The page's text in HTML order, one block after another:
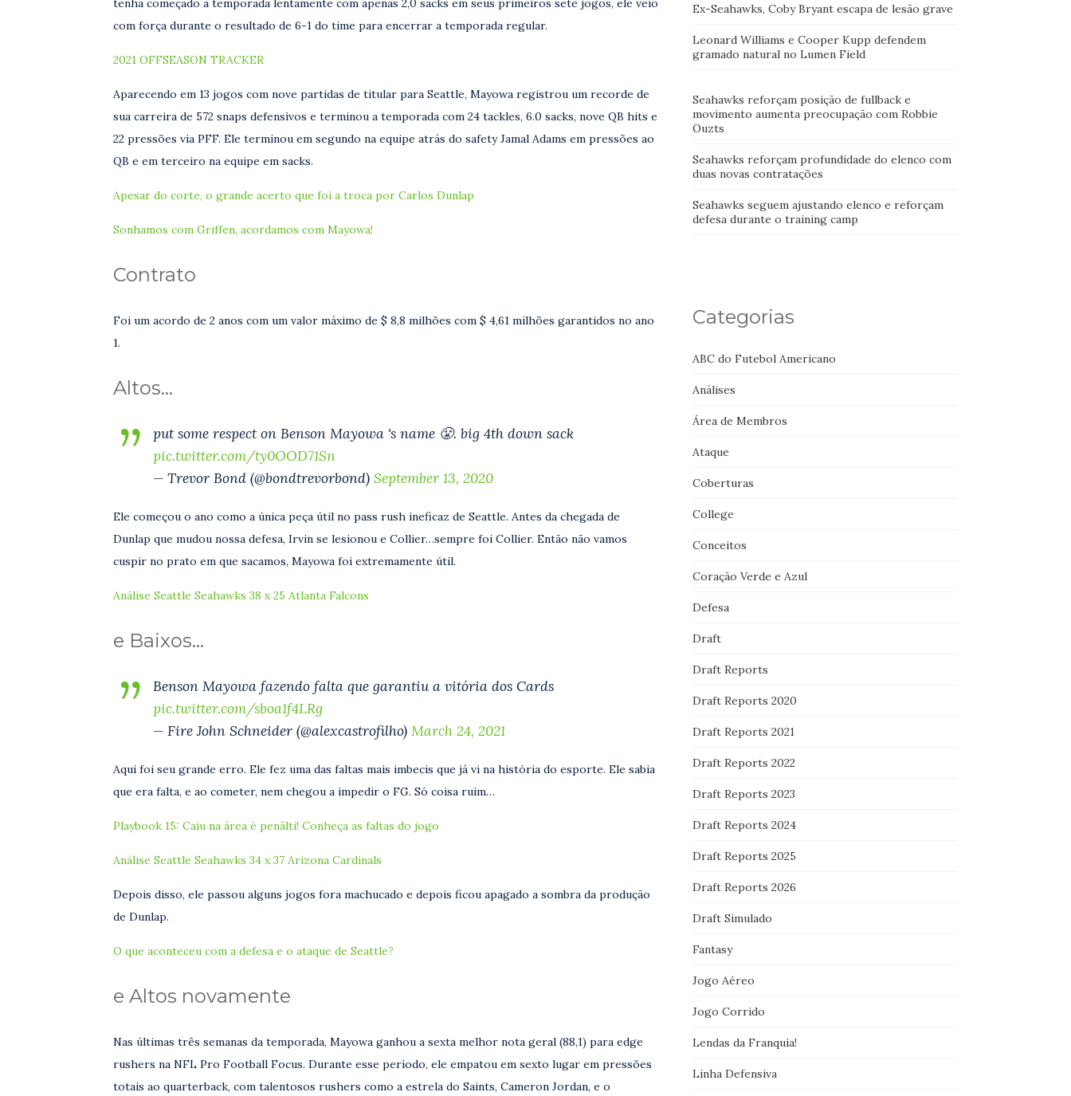
tenha começado a temporada lentamente com apenas 2,0 sacks em seus primeiros sete jogos, ele veio
com força durante o resultado de 6-1 do time para encerrar a temporada regular.
2021 OFFSEASON TRACKER
Aparecendo em 13 jogos com nove partidas de titular para Seattle, Mayowa registrou um recorde de
sua carreira de 572 snaps defensivos e terminou a temporada com 24 tackles, 6.0 sacks, nove QB hits e
22 pressões via PFF. Ele terminou em segundo na equipe atrás do safety Jamal Adams em pressões ao
QB e em terceiro na equipe em sacks.
Apesar do corte, o grande acerto que foi a troca por Carlos Dunlap
Sonhamos com Griffen, acordamos com Mayowa!
Contrato
Foi um acordo de 2 anos com um valor máximo de $ 8,8 milhões com $ 4,61 milhões garantidos no ano
1.
Altos…
put some respect on Benson Mayowa 's name 😤. big 4th down sack
pic.twitter.com/ty0OOD71Sn
— Trevor Bond (@bondtrevorbond) September 13, 2020
Ele começou o ano como a única peça útil no pass rush ineficaz de Seattle. Antes da chegada de
Dunlap que mudou nossa defesa, Irvin se lesionou e Collier…sempre foi Collier. Então não vamos
cuspir no prato em que sacamos, Mayowa foi extremamente útil.
Análise Seattle Seahawks 38 x 25 Atlanta Falcons
e Baixos…
Benson Mayowa fazendo falta que garantiu a vitória dos Cards
pic.twitter.com/sboa1f4LRg
— Fire John Schneider (@alexcastrofilho) March 24, 2021
Aqui foi seu grande erro. Ele fez uma das faltas mais imbecis que já vi na história do esporte. Ele sabia
que era falta, e ao cometer, nem chegou a impedir o FG. Só coisa ruim…
Playbook 15: Caiu na área é penâlti! Conheça as faltas do jogo
Análise Seattle Seahawks 34 x 37 Arizona Cardinals
Depois disso, ele passou alguns jogos fora machucado e depois ficou apagado a sombra da produção
de Dunlap.
O que aconteceu com a defesa e o ataque de Seattle?
e Altos novamente
Nas últimas três semanas da temporada, Mayowa ganhou a sexta melhor nota geral (88,1) para edge
rushers na NFL Pro Football Focus. Durante esse período, ele empatou em sexto lugar em pressões
totais ao quarterback, com talentosos rushers como a estrela do Saints, Cameron Jordan, e o
Ex-Seahawks, Coby Bryant escapa de lesão grave
Leonard Williams e Cooper Kupp defendem
gramado natural no Lumen Field
Seahawks reforçam posição de fullback e
movimento aumenta preocupação com Robbie
Ouzts
Seahawks reforçam profundidade do elenco com
duas novas contratações
Seahawks seguem ajustando elenco e reforçam
defesa durante o training camp
Categorias
ABC do Futebol Americano
Análises
Área de Membros
Ataque
Coberturas
College
Conceitos
Coração Verde e Azul
Defesa
Draft
Draft Reports
Draft Reports 2020
Draft Reports 2021
Draft Reports 2022
Draft Reports 2023
Draft Reports 2024
Draft Reports 2025
Draft Reports 2026
Draft Simulado
Fantasy
Jogo Aéreo
Jogo Corrido
Lendas da Franquia!
Linha Defensiva